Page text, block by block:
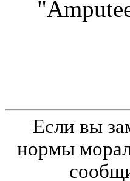
Если вы
нормы